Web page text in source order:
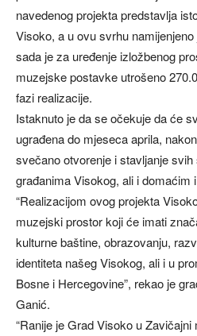
navedenog projekta predstavlja
Visoko, a u ovu svrhu
sada je za uređenje izložbenog
muzejske postavke utrošeno
fazi realizacije.
Istaknuto je da se očekuje da će
ugrađena do mjeseca aprila,
svečano otvorenje i stavljanje
građanima Visokog, ali i domaćim
“Realizacijom ovog projekta
muzejski prostor koji će imati
kulturne baštine, obrazovanju,
identiteta našeg Visokog, ali i u
Bosne i Hercegovine”, rekao je
Ganić.
“Ranije je Grad Visoko u